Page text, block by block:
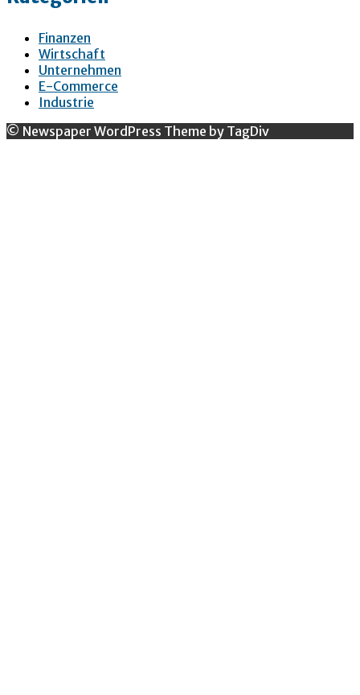
Finanzen
Wirtschaft
Unternehmen
E-Commerce
Industrie
© Newspaper WordPress Theme by TagDiv